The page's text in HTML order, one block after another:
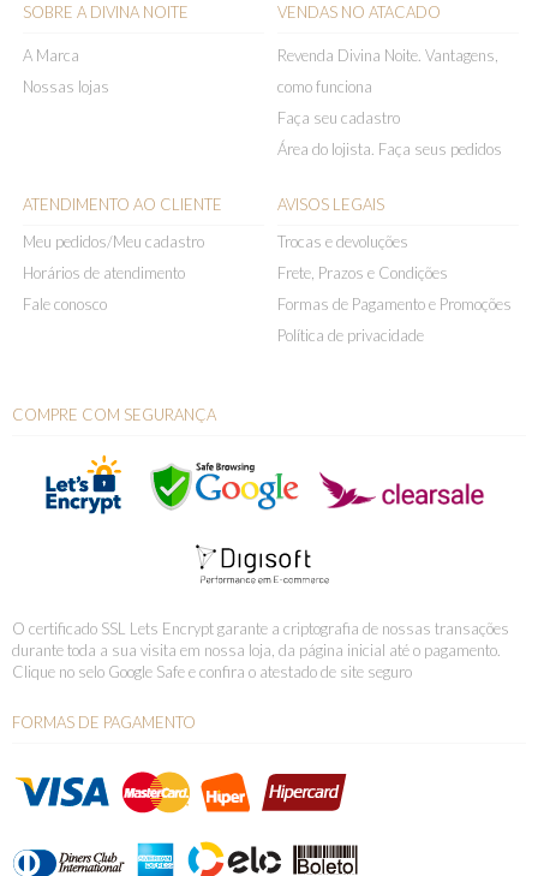
SOBRE A DIVINA NOITE
A Marca
Nossas lojas
VENDAS NO ATACADO
Revenda Divina Noite. Vantagens,
como funciona
Faça seu cadastro
Área do lojista. Faça seus pedidos
ATENDIMENTO AO CLIENTE
Meu pedidos/Meu cadastro
Horários de atendimento
Fale conosco
AVISOS LEGAIS
Trocas e devoluções
Frete, Prazos e Condições
Formas de Pagamento e Promoções
Política de privacidade
COMPRE COM SEGURANÇA
O certificado SSL Lets Encrypt garante a criptografia de nossas transações
durante toda a sua visita em nossa loja, da página inicial até o pagamento.
Clique no selo Google Safe e confira o atestado de site seguro
FORMAS DE PAGAMENTO